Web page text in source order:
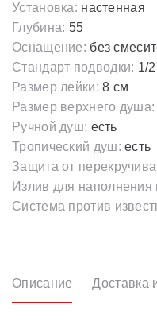
Установка: настенная
Глубина: 55
Оснащение: без
Стандарт подводки: 1/
Размер лейки: 8 см
Размер верхнего душа:
Ручной душ: есть
Тропический душ: есть
Защита от
Излив для наполнения
Система против
Описание Доставка